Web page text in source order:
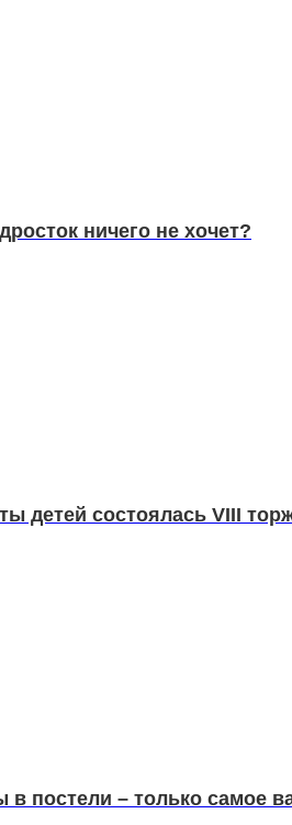
ничего не хочет?
детей состоялась VIII
в постели – только самое